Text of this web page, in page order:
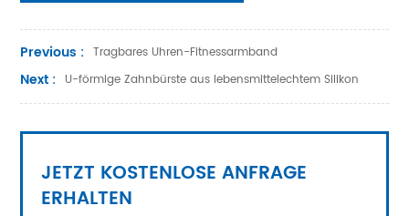
Previous : Tragbares Uhren-Fitnessarmband
Next : U-förmige Zahnbürste aus lebensmittelechtem Silikon
JETZT KOSTENLOSE ANFRAGE
ERHALTEN